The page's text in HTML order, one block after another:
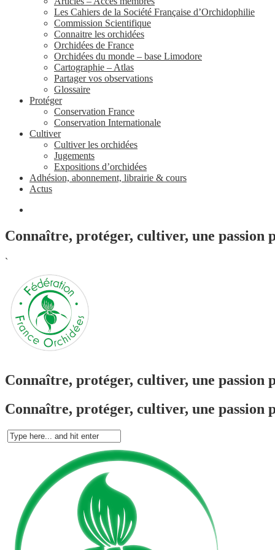
Les Cahiers de la Société Française d’Orchidophilie
Commission Scientifique
Connaitre les orchidées
Orchidées de France
Orchidées du monde – base Limodore
Cartographie – Atlas
Partager vos observations
Glossaire
Protéger
Conservation France
Conservation Internationale
Cultiver
Cultiver les orchidées
Jugements
Expositions d’orchidées
Adhésion, abonnement, librairie & cours
Actus
Connaître, protéger, cultiver, une passion
`
Connaître, protéger, cultiver, une passion
Connaître, protéger, cultiver, une passion